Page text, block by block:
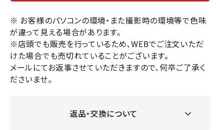
※ お客様のパソコンの環境・また撮影時の環境等で色味
が違って見える場合があります。
※店頭でも販売を行っているため、WEBでご注文いただ
けた場合でも売切れていることがございます。
メールにてお返事させていただきますので、何卒ご了承く
ださいませ。
返品・交換について